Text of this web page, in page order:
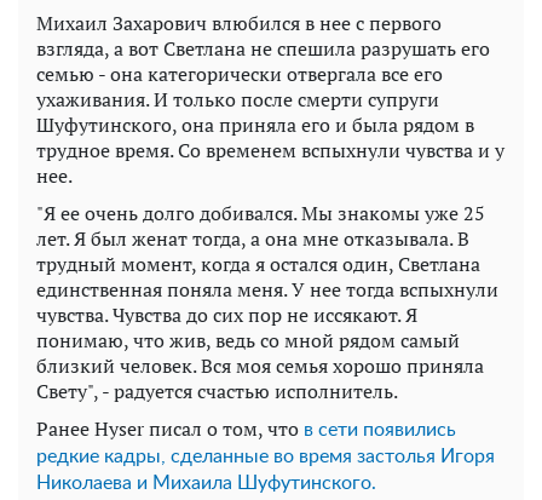
Михаил Захарович влюбился в нее с первого
взгляда, а вот Светлана не спешила разрушать его
семью - она категорически отвергала все его
ухаживания. И только после смерти супруги
Шуфутинского, она приняла его и была рядом в
трудное время. Со временем вспыхнули чувства и у
нее.
"Я ее очень долго добивался. Мы знакомы уже 25
лет. Я был женат тогда, а она мне отказывала. В
трудный момент, когда я остался один, Светлана
единственная поняла меня. У нее тогда вспыхнули
чувства. Чувства до сих пор не иссякают. Я
понимаю, что жив, ведь со мной рядом самый
близкий человек. Вся моя семья хорошо приняла
Свету", - радуется счастью исполнитель.
Ранее Hyser писал о том, что в сети появились
редкие кадры, сделанные во время застолья Игоря
Николаева и Михаила Шуфутинского.